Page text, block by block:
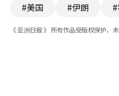
#美国 #伊朗
《 亚洲日报 》 所有作品受版权保护，